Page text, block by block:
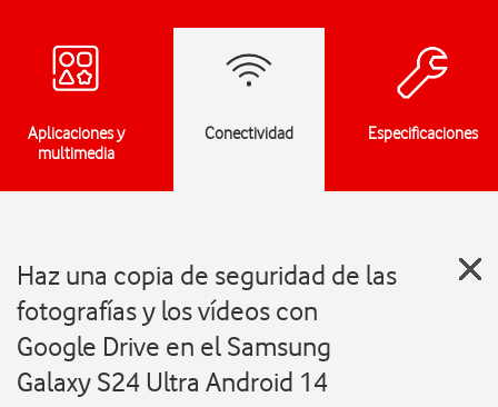
Aplicaciones y
multimedia
Conectividad Especificaciones
Haz una copia de seguridad de las
fotografías y los vídeos con
Google Drive en el Samsung
Galaxy S24 Ultra Android 14